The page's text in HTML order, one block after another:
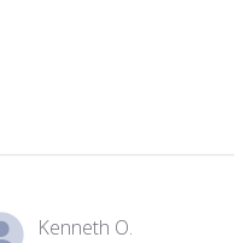
Kenneth O.